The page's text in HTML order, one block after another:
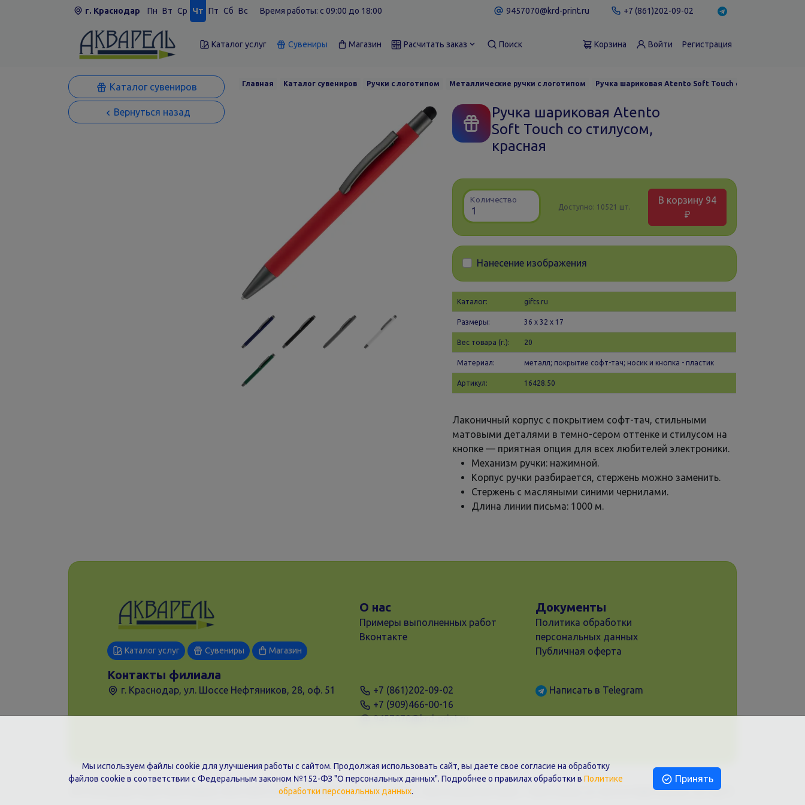
г. Краснодар Пн Вт Ср Чт Пт Сб Вс Время работы: c 09:00 до 18:00 9457070@krd-print.ru +7 (861)202-09-02
Каталог услуг Сувениры Магазин Расчитать заказ Поиск Корзина Войти Регистрация
Каталог сувениров
Вернуться назад
Главная Каталог сувениров Ручки с логотипом Металлические ручки с логотипом Ручка шариковая Atento Soft Touch со стилусом,
Ручка шариковая Atento
Soft Touch со стилусом,
красная
Количество
Доступно: 10521 шт.
В корзину 94
₽
Нанесение изображения
Каталог: gifts.ru
Размеры: 36 х 32 x 17
Вес товара (г.): 20
Материал: металл; покрытие софт-тач; носик и кнопка - пластик
Артикул: 16428.50
Лаконичный корпус с покрытием софт-тач, стильными
матовыми деталями в темно-сером оттенке и стилусом на
кнопке — приятная опция для всех любителей электроники.
Механизм ручки: нажимной.
Корпус ручки разбирается, стержень можно заменить.
Стержень с масляными синими чернилами.
Длина линии письма: 1000 м.
Каталог услуг Сувениры Магазин
О нас
Примеры выполненных работ
Вконтакте
Документы
Политика обработки
персональных данных
Публичная оферта
Контакты филиала
г. Краснодар, ул. Шоссе Нефтяников, 28, оф. 51
+7 (861)202-09-02
+7 (909)466-00-16
9457070@krd-print.ru
Написать в Telegram
ИП Гончарова Нина Николаевна, ИНН: ИНН 231203775909, Юр.адрес: 350051, Краснодарский край, г. Краснодар, ул. Шоссе Нефтяников, 28, оф.51
Мы используем файлы cookie для улучшения работы с сайтом. Продолжая использовать сайт, вы даете свое согласие на обработку
файлов cookie в соответствии с Федеральным законом №152-ФЗ "О персональных данных". Подробнее о правилах обработки в Политике
обработки персональных данных.
Принять